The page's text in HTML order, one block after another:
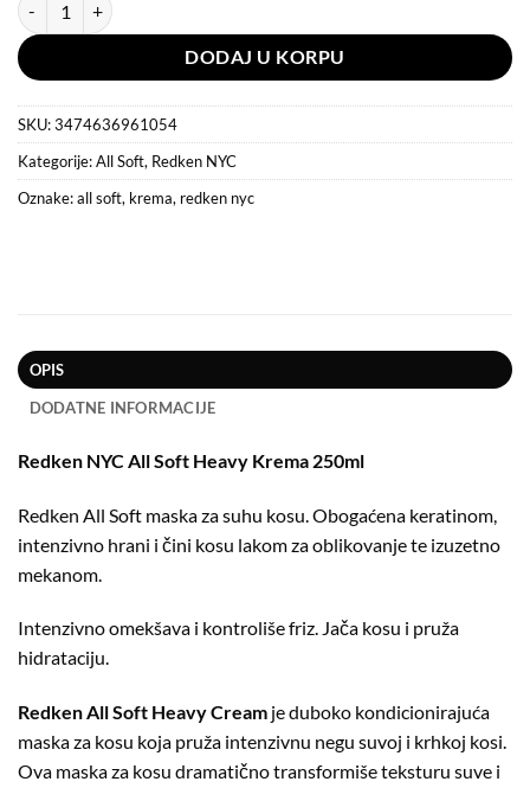
DODAJ U KORPU
SKU:3474636961054
Kategorije:All Soft, Redken NYC
Oznake:all soft, krema, redken nyc
OPIS
DODATNE INFORMACIJE
Redken NYC All Soft Heavy Krema 250ml
Redken All Soft maska za suhu kosu. Obogaćena keratinom,
intenzivno hrani i čini kosu lakom za oblikovanje te izuzetno
mekanom.
Intenzivno omekšava i kontroliše friz. Jača kosu i pruža
hidrataciju.
Redken All Soft Heavy Cream je duboko kondicionirajuća
maska za kosu koja pruža intenzivnu negu suvoj i krhkoj kosi.
Ova maska za kosu dramatično transformiše teksturu suve i